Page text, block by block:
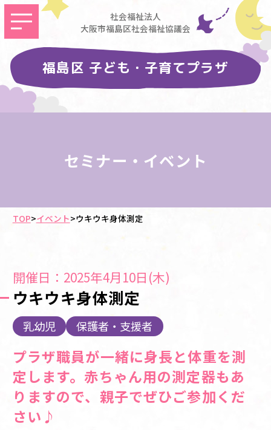
社会福祉法人
大阪市福島区社会福祉協議会
福島区 子ども・子育てプラザ
セミナー・イベント
TOP>イベント>ウキウキ身体測定
開催日：2025年4月10日(木)
ウキウキ身体測定
乳幼児 保護者・支援者
プラザ職員が一緒に身長と体重を測
定します。赤ちゃん用の測定器もあ
りますので、親子でぜひご参加くだ
さい♪